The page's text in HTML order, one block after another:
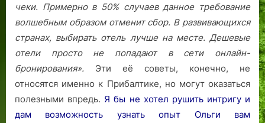
чеки. Примерно в 50% случаев данное требование
волшебным образом отменит сбор. В развивающихся
странах, выбирать отель лучше на месте. Дешевые
отели просто не попадают в сети онлайн-
бронирования». Эти её советы, конечно, не
относятся именно к Прибалтике, но могут оказаться
полезными впредь. Я бы не хотел рушить интригу и
дам возможность узнать опыт Ольги вам